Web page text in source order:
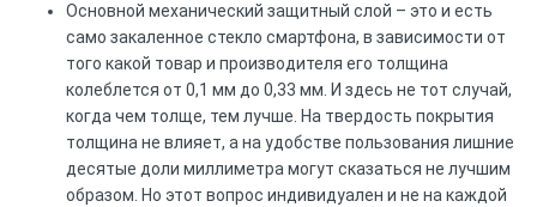
Основной механический защитный слой – это и есть
само закаленное стекло смартфона, в зависимости от
того какой товар и производителя его толщина
колеблется от 0,1 мм до 0,33 мм. И здесь не тот случай,
когда чем толще, тем лучше. На твердость покрытия
толщина не влияет, а на удобстве пользования лишние
десятые доли миллиметра могут сказаться не лучшим
образом. Но этот вопрос индивидуален и не на каждой